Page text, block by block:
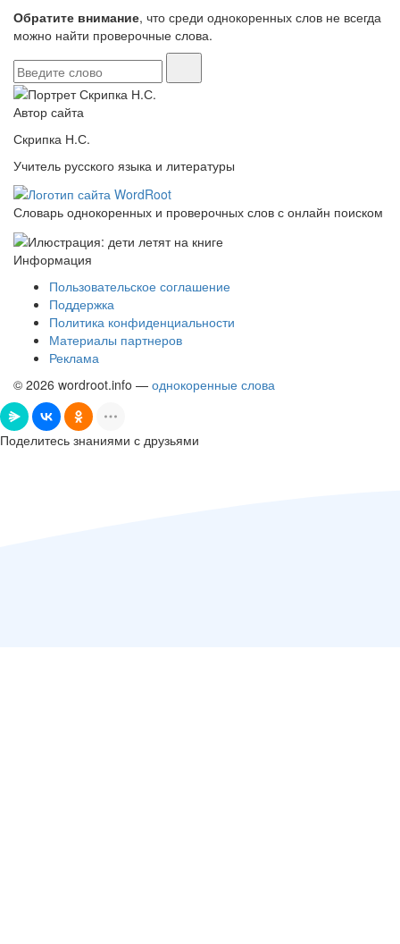
Обратите внимание, что среди однокоренных слов не всегда
можно найти проверочные слова.
Автор сайта
Скрипка Н.С.
Учитель русского языка и литературы
Словарь однокоренных и проверочных слов с онлайн поиском
Информация
Пользовательское соглашение
Поддержка
Политика конфиденциальности
Материалы партнеров
Реклама
© 2026 wordroot.info — однокоренные слова
Поделитесь знаниями с друзьями